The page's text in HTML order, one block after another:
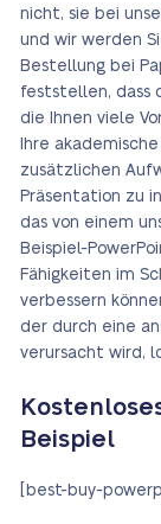
nicht, sie bei
und wir werden
Bestellung bei
feststellen, dass
die Ihnen viele
Ihre
zusätzlichen
Präsentation zu
das von einem
Beispiel-
Fähigkeiten im
verbessern
der durch eine
verursacht wird,
Beispiel
[best-buy-